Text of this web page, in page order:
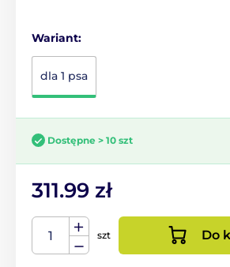
Wariant:
dla 1 psa
Dostępne > 10 szt
311.99 zł
szt Do